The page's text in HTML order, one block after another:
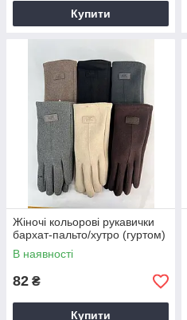
Купити
Жіночі кольорові рукавички
бархат-пальто/хутро (гуртом)
В наявності
82 ₴
Купити